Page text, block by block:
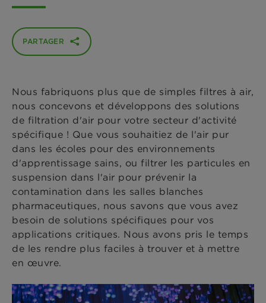
PARTAGER
Nous fabriquons plus que de simples filtres à air,
nous concevons et développons des solutions
de filtration d'air pour votre secteur d'activité
spécifique ! Que vous souhaitiez de l'air pur
dans les écoles pour des environnements
d'apprentissage sains, ou filtrer les particules en
suspension dans l'air pour prévenir la
contamination dans les salles blanches
pharmaceutiques, nous savons que vous avez
besoin de solutions spécifiques pour vos
applications critiques. Nous avons pris le temps
de les rendre plus faciles à trouver et à mettre
en œuvre.